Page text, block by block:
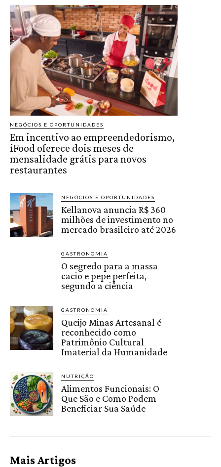
NEGÓCIOS E OPORTUNIDADES
Em incentivo ao empreendedorismo,
iFood oferece dois meses de
mensalidade grátis para novos
restaurantes
NEGÓCIOS E OPORTUNIDADES
Kellanova anuncia R$ 360
milhões de investimento no
mercado brasileiro até 2026
GASTRONOMIA
O segredo para a massa
cacio e pepe perfeita,
segundo a ciência
GASTRONOMIA
Queijo Minas Artesanal é
reconhecido como
Patrimônio Cultural
Imaterial da Humanidade
NUTRIÇÃO
Alimentos Funcionais: O
Que São e Como Podem
Beneficiar Sua Saúde
Mais Artigos